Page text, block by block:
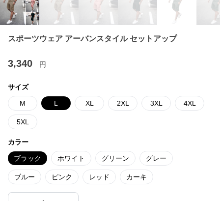
スポーツウェア アーバンスタイル セットアップ
3,340 円
サイズ
M L XL 2XL 3XL 4XL
5XL
カラー
ブラック ホワイト グリーン グレー
ブルー ピンク レッド カーキ